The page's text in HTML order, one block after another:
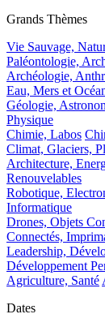
Grands Thèmes
Vie Sauvage,
Paléontologie,
Archéologie,
Eau, Mers et
Géologie,
Physique
Chimie, Labos
Climat, Glaciers,
Architecture,
Renouvelables
Robotique,
Informatique
Drones, Objets
Connectés,
Leadership,
Développement
Agriculture, Santé
Dates